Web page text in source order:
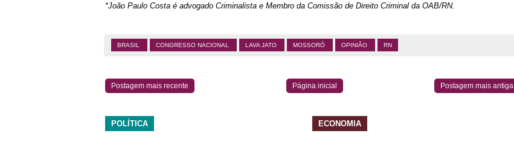
*João Paulo Costa é advogado Criminalista e Membro da Comissão de Direito Criminal da OAB/RN.
BRASIL CONGRESSO NACIONAL LAVA JATO MOSSORÓ OPINIÃO RN
Postagem mais recente Postagem mais antiga
Página inicial
POLÍTICA ECONOMIA